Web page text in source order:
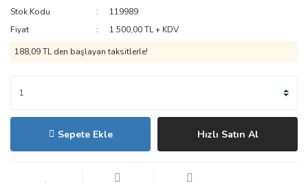
Stok Kodu
119989
Fiyat
1.500,00 TL + KDV
188,09 TL den başlayan taksitlerle!
Sepete Ekle Hızlı Satın Al